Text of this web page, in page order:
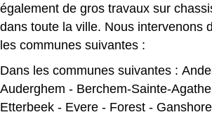
également de gros travaux sur
dans toute la ville. Nous intervenons
les communes suivantes :
Dans les communes suivantes :
Auderghem - Berchem-Sainte-Agathe
Etterbeek - Evere - Forest -